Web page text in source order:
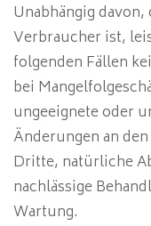
Unabhängig
Verbraucher ist,
folgenden Fällen
bei
ungeeignete oder
Änderungen an
Dritte, natürliche
nachlässige
Wartung.